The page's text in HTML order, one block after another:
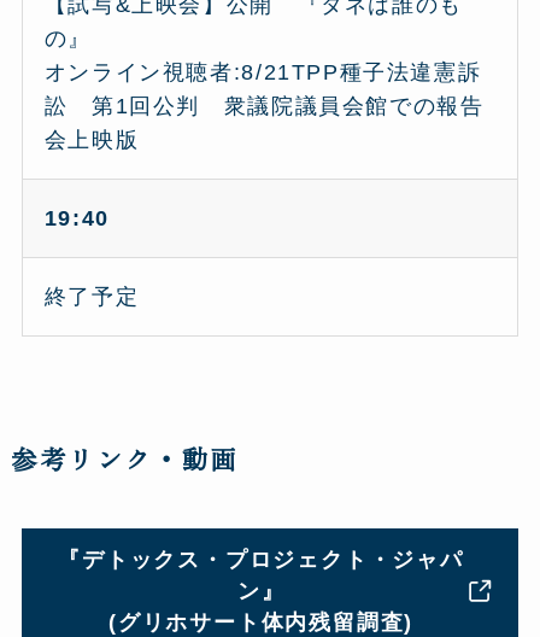
【試写&上映会】公開 『タネは誰のも
の』
オンライン視聴者:8/21TPP種子法違憲訴
訟 第1回公判 衆議院議員会館での報告
会上映版
19:40
終了予定
参考リンク・動画
『デトックス・プロジェクト・ジャパ
ン』
(グリホサート体内残留調査)